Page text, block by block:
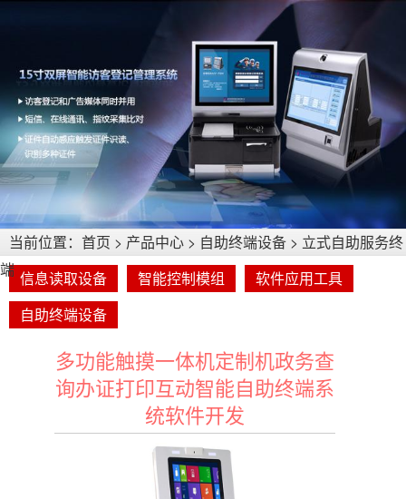
当前位置： 首页 > 产品中心 > 自助终端设备 > 立式自助服务终
端 信息读取设备 智能控制模组
软件应用工具
自助终端设备
多功能触摸一体机定制机政务查
询办证打印互动智能自助终端系
统软件开发